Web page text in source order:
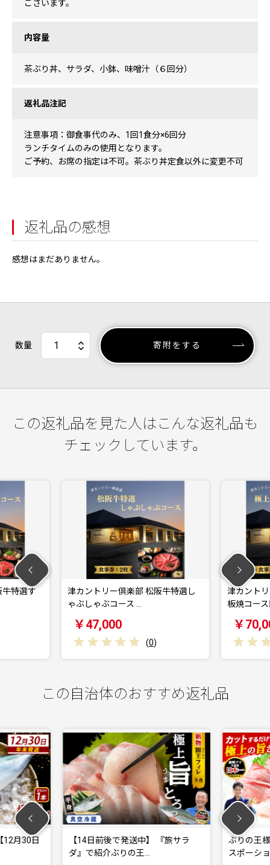
ございます。
内容量
茶ぶり丼、サラダ、小鉢、味噌汁（６回分）
返礼品注記
注意事項：御食事代のみ、1回1食分×6回分
ランチタイムのみの使用となります。
ご予約、お席の指定は不可。茶ぶり丼定食以外に変更不可
返礼品の感想
感想はまだありません。
数量 寄附をする
この返礼品を見た人はこんな返礼品も
チェックしています。
牛特選す
津カントリー倶楽部 松阪牛特選し
ゃぶしゃぶコース …
￥47,000
(0)
津カント
板焼コー
￥
この自治体のおすすめ返礼品
12月30日
【14日前後で発送中】 『旅サラ
ダ』で紹介ぶりの王…
ぶりの王
スポーシ